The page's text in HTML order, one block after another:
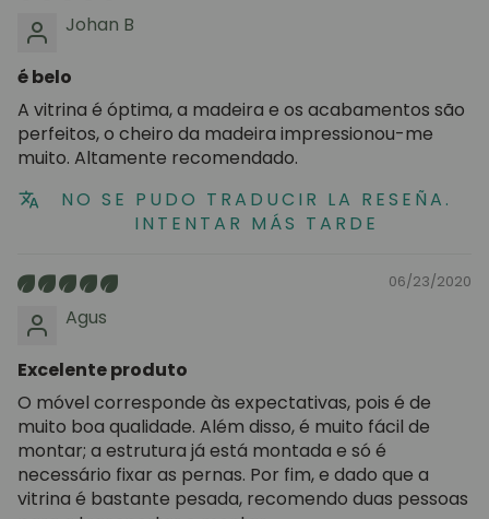
Johan B
é belo
A vitrina é óptima, a madeira e os acabamentos são
perfeitos, o cheiro da madeira impressionou-me
muito. Altamente recomendado.
NO SE PUDO TRADUCIR LA RESEÑA.
INTENTAR MÁS TARDE
06/23/2020
Agus
Excelente produto
O móvel corresponde às expectativas, pois é de
muito boa qualidade. Além disso, é muito fácil de
montar; a estrutura já está montada e só é
necessário fixar as pernas. Por fim, e dado que a
vitrina é bastante pesada, recomendo duas pessoas